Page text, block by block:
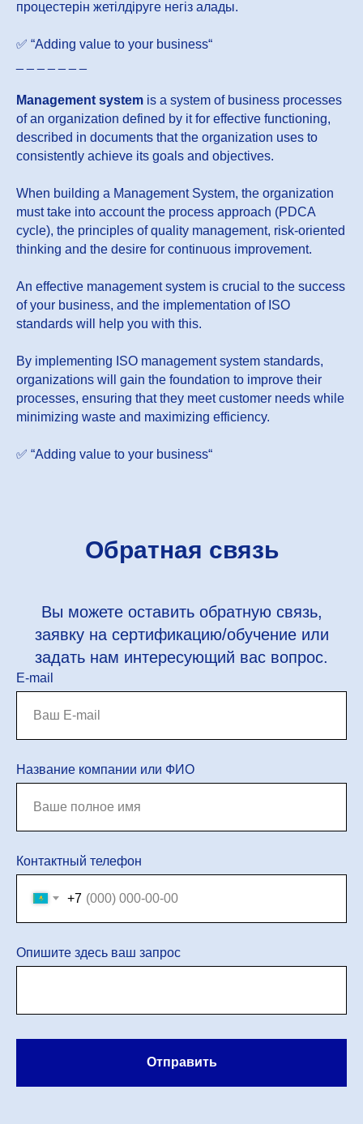
процестерін жетілдіруге негіз алады.
✅ “Adding value to your business“
Management system is a system of business processes
of an organization defined by it for effective functioning,
described in documents that the organization uses to
consistently achieve its goals and objectives.
When building a Management System, the organization
must take into account the process approach (PDCA
cycle), the principles of quality management, risk-oriented
thinking and the desire for continuous improvement.
An effective management system is crucial to the success
of your business, and the implementation of ISO
standards will help you with this.
By implementing ISO management system standards,
organizations will gain the foundation to improve their
processes, ensuring that they meet customer needs while
minimizing waste and maximizing efficiency.
✅ “Adding value to your business“
Обратная связь
Вы можете оставить обратную связь,
заявку на сертификацию/обучение или
задать нам интересующий вас вопрос.
E-mail
Название компании или ФИО
Контактный телефон
+7
Опишите здесь ваш запрос
Отправить